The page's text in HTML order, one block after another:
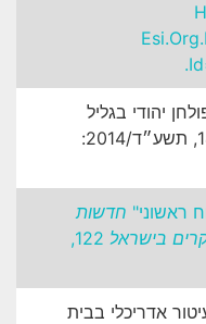
יהודי בגליל
מ״ז/147, תשע״ד/2014:
ראשוני" חדשות
בישראל
122,
אדריכלי בבית